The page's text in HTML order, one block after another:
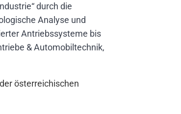
durch die
Analyse und
Antriebssysteme bis
& Automobiltechnik,
österreichischen